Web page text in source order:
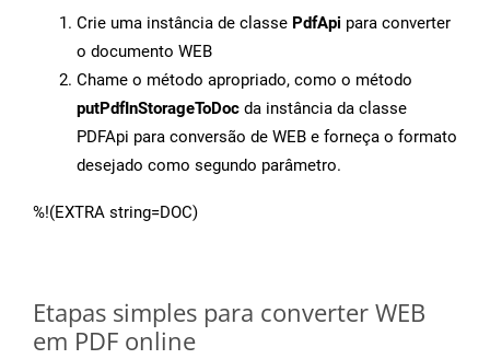
Crie uma instância de classe PdfApi para converter
o documento WEB
Chame o método apropriado, como o método
putPdfInStorageToDoc da instância da classe
PDFApi para conversão de WEB e forneça o formato
desejado como segundo parâmetro.
%!(EXTRA string=DOC)
Etapas simples para converter WEB
em PDF online